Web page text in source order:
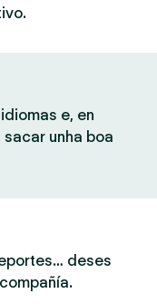
e, en
unha boa
deses